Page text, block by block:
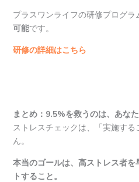
プラスワンライフの研修プログラ
可能です。
研修の詳細はこちら
まとめ：9.5%を救うのは、あな
ストレスチェックは、「実施す
ん。
本当のゴールは、高ストレス者
トすること。